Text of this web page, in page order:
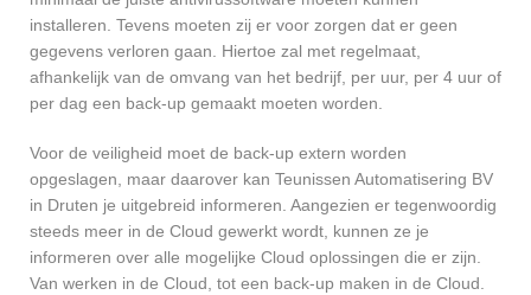
installeren. Tevens moeten zij er voor zorgen dat er geen
gegevens verloren gaan. Hiertoe zal met regelmaat,
afhankelijk van de omvang van het bedrijf, per uur, per 4 uur of
per dag een back-up gemaakt moeten worden.
Voor de veiligheid moet de back-up extern worden
opgeslagen, maar daarover kan Teunissen Automatisering BV
in Druten je uitgebreid informeren. Aangezien er tegenwoordig
steeds meer in de Cloud gewerkt wordt, kunnen ze je
informeren over alle mogelijke Cloud oplossingen die er zijn.
Van werken in de Cloud, tot een back-up maken in de Cloud.